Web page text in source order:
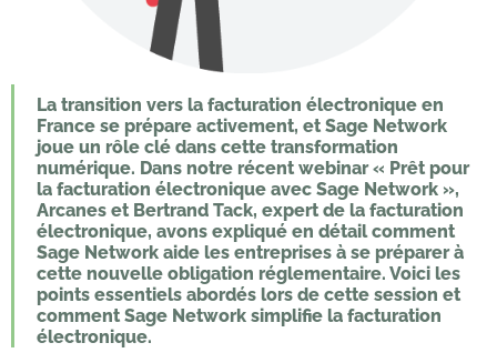
La transition vers la facturation électronique en
France se prépare activement, et Sage Network
joue un rôle clé dans cette transformation
numérique. Dans notre récent webinar « Prêt pour
la facturation électronique avec Sage Network »,
Arcanes et Bertrand Tack, expert de la facturation
électronique, avons expliqué en détail comment
Sage Network aide les entreprises à se préparer à
cette nouvelle obligation réglementaire. Voici les
points essentiels abordés lors de cette session et
comment Sage Network simplifie la facturation
électronique.